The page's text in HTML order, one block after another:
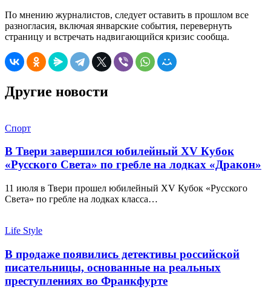
По мнению журналистов, следует оставить в прошлом все
разногласия, включая январские события, перевернуть
страницу и встречать надвигающийся кризис сообща.
Другие новости
Спорт
В Твери завершился юбилейный XV Кубок
«Русского Света» по гребле на лодках «Дракон»
11 июля в Твери прошел юбилейный XV Кубок «Русского
Света» по гребле на лодках класса…
Life Style
В продаже появились детективы российской
писательницы, основанные на реальных
преступлениях во Франкфурте